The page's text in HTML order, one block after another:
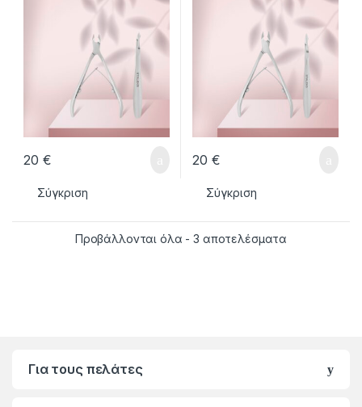
20 €
Σύγκριση
20 €
Σύγκριση
Προβάλλονται όλα - 3 αποτελέσματα
Για τους πελάτες